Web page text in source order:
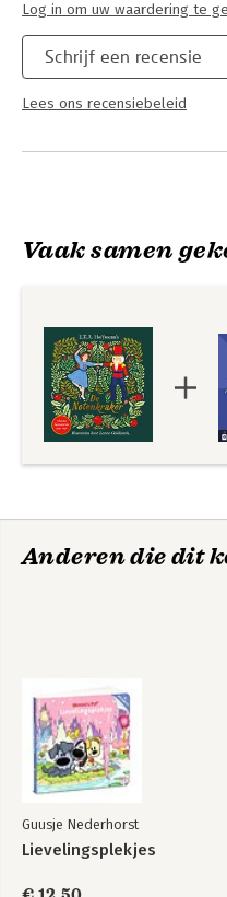
Schrijf een recensie
Lees ons recensiebeleid
Log in om uw waardering te
Vaak samen
Anderen die dit
Guusje Nederhorst
Lievelingsplekjes